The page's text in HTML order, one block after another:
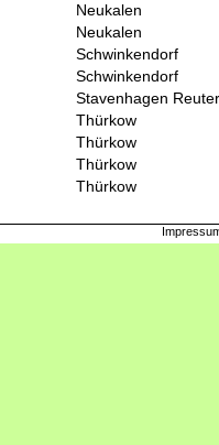
Neukalen
Neukalen
Schwinkendorf
Schwinkendorf
Stavenhagen
Thürkow
Thürkow
Thürkow
Thürkow